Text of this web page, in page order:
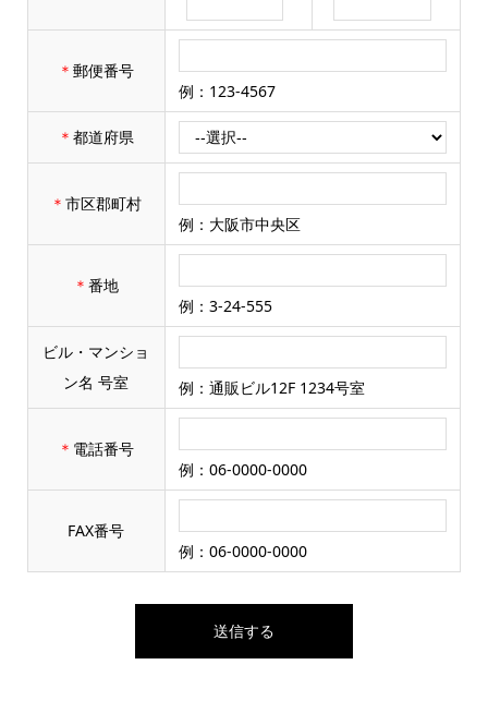
＊郵便番号
例：123-4567
＊都道府県
＊市区郡町村
例：大阪市中央区
＊番地
例：3-24-555
ビル・マンショ
ン名 号室
例：通販ビル12F 1234号室
＊ 電話番号
例：06-0000-0000
FAX番号
例：06-0000-0000